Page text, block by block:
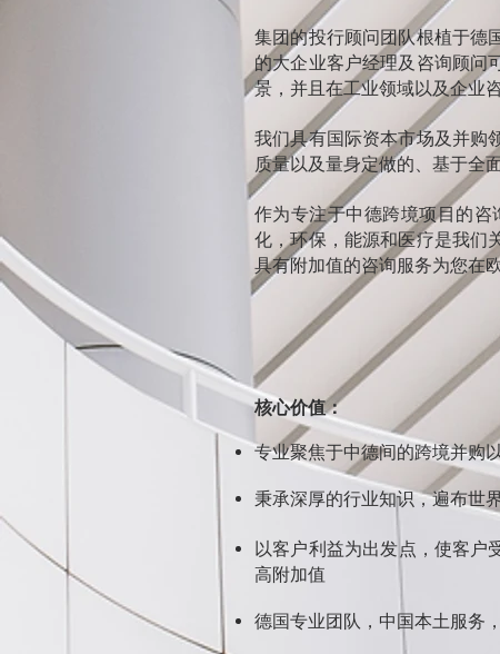
集团的投行顾问团队根植于德
的大企业客户经理及咨询顾问
景，并且在工业领域以及企业
我们具有国际资本市场及并购
质量以及量身定做的、基于全
作为专注于中德跨境项目的
化，环保，能源和医疗是我们
具有附加值的咨询服务为您在
核心价值：
专业聚焦于中德间的跨境并购
秉承深厚的行业知识，遍布世
以客户利益为出发点，使客户
高附加值
德国专业团队，中国本土服务